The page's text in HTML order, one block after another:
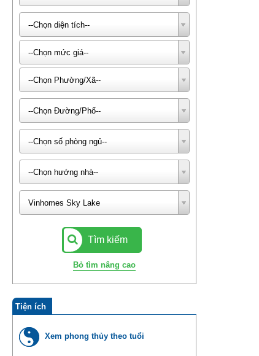
--Chọn diện tích--
--Chọn mức giá--
--Chọn Phường/Xã--
--Chọn Đường/Phố--
--Chọn số phòng ngủ--
--Chọn hướng nhà--
Vinhomes Sky Lake
Tìm kiếm
Bỏ tìm nâng cao
Tiện ích
Xem phong thủy theo tuổi